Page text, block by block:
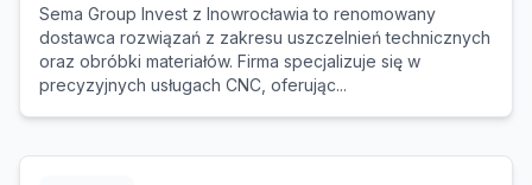
Sema Group Invest z Inowrocławia to renomowany
dostawca rozwiązań z zakresu uszczelnień technicznych
oraz obróbki materiałów. Firma specjalizuje się w
precyzyjnych usługach CNC, oferując...